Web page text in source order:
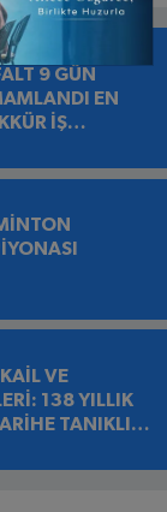
9 GÜN
EN
İŞ
VE
138 YILLIK
TANIKLIK